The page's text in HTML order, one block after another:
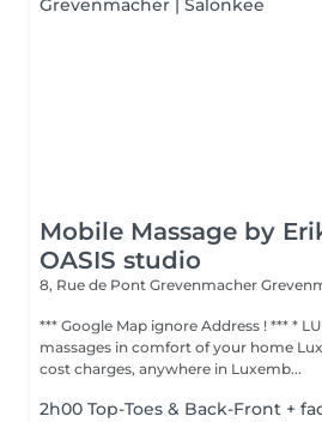
Mobile Massage by
OASIS studio
8, Rue de Pont Grevenmacher
*** Google Map ignore Address ! *** * LUXEMBOURG: Mobile
massages in comfort of your home
cost charges, anywhere in Luxemb...
2h00 Top-Toes & Back-Front +